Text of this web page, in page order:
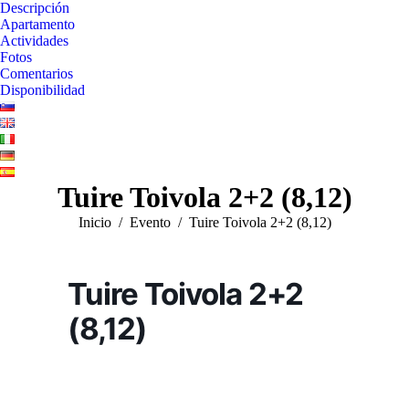
Descripción
Apartamento
Actividades
Fotos
Comentarios
Disponibilidad
Tuire Toivola 2+2 (8,12)
Estás aquí:
Inicio Evento Tuire Toivola 2+2 (8,12)
Tuire Toivola 2+2
(8,12)